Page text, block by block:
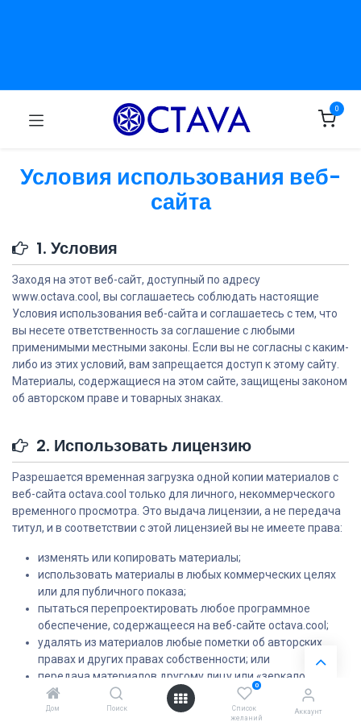
Дом Поиск
0
Список
желаний
Аккаунт
0
Условия использования веб-
сайта
1. Условия
Заходя на этот веб-сайт, доступный по адресу
www.octava.cool, вы соглашаетесь соблюдать настоящие
Условия использования веб-сайта и соглашаетесь с тем, что
вы несете ответственность за соглашение с любыми
применимыми местными законы. Если вы не согласны с каким-
либо из этих условий, вам запрещается доступ к этому сайту.
Материалы, содержащиеся на этом сайте, защищены законом
об авторском праве и товарных знаках.
2. Использовать лицензию
Разрешается временная загрузка одной копии материалов с
веб-сайта octava.cool только для личного, некоммерческого
временного просмотра. Это выдача лицензии, а не передача
титул, и в соответствии с этой лицензией вы не имеете права:
изменять или копировать материалы;
использовать материалы в любых коммерческих целях
или для публичного показа;
пытаться перепроектировать любое программное
обеспечение, содержащееся на веб-сайте octava.cool;
удалять из материалов любые пометки об авторских
правах и других правах собственности; или
передача материалов другому лицу или «зеркало»
материалов на любом другом сервере.